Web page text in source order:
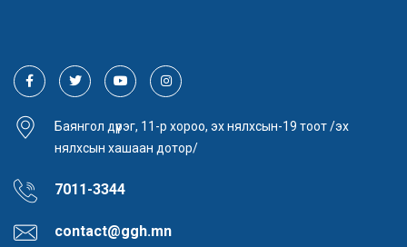
Баянгол дүүрэг, 11-р хороо, эх нялхсын-19 тоот /эх
нялхсын хашаан дотор/
7011-3344
contact@ggh.mn